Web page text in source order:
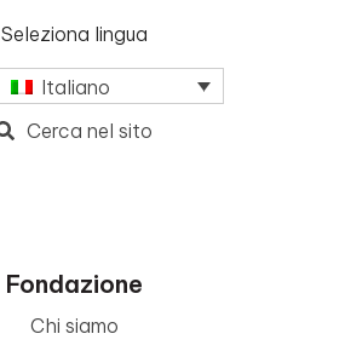
Seleziona lingua
Italiano
Cerca nel sito
Fondazione
Chi siamo